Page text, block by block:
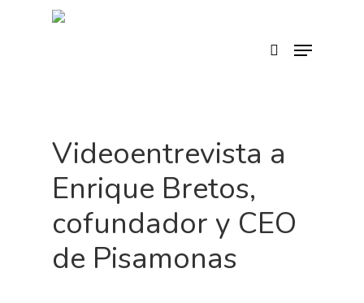
Menu
Videoentrevista a
Enrique Bretos,
cofundador y CEO
de Pisamonas